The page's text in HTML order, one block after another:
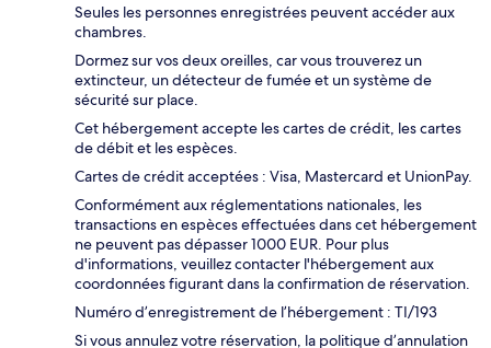
Seules les personnes enregistrées peuvent accéder aux
chambres.
Dormez sur vos deux oreilles, car vous trouverez un
extincteur, un détecteur de fumée et un système de
sécurité sur place.
Cet hébergement accepte les cartes de crédit, les cartes
de débit et les espèces.
Cartes de crédit acceptées : Visa, Mastercard et UnionPay.
Conformément aux réglementations nationales, les
transactions en espèces effectuées dans cet hébergement
ne peuvent pas dépasser 1000 EUR. Pour plus
d'informations, veuillez contacter l'hébergement aux
coordonnées figurant dans la confirmation de réservation.
Numéro d’enregistrement de l’hébergement : TI/193
Si vous annulez votre réservation, la politique d’annulation